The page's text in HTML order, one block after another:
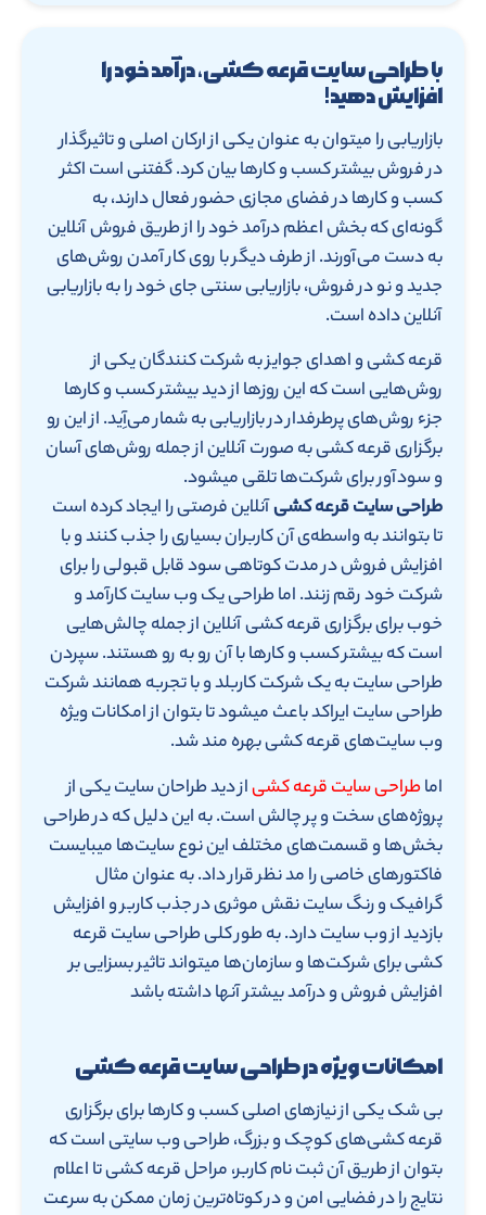
با طراحی سایت قرعه کشی، درآمد خود را
افزایش دهید!
بازاریابی را میتوان به عنوان یکی از ارکان اصلی و تاثیرگذار
در فروش بیشتر کسب و کارها بیان کرد. گفتنی است اکثر
کسب و کارها در فضای مجازی حضور فعال دارند، به
گونه‌ای که بخش اعظم درآمد خود را از طریق فروش آنلاین
به دست می‌آورند. از طرف دیگر با روی کار آمدن روش‌های
جدید و نو در فروش، بازاریابی سنتی جای خود را به بازاریابی
آنلاین داده است.
قرعه کشی و اهدای جوایز به شرکت کنندگان یکی از
روش‌هایی است که این روزها از دید بیشتر کسب و کار‌ها
جزء روش‌های پرطرفدار در بازاریابی به شمار می‌آِید. از این رو
برگزاری قرعه کشی به صورت آنلاین از جمله روش‌های آسان
و سودآور برای شرکت‌ها تلقی میشود.
طراحی سایت قرعه کشیآنلاین فرصتی را ایجاد کرده است
تا بتوانند به واسطه‌ی آن کاربران بسیاری را جذب کنند و با
افزایش فروش در مدت کوتاهی سود قابل قبولی را برای
شرکت خود رقم زنند. اما طراحی یک وب سایت کارآمد و
خوب برای برگزاری قرعه کشی آنلاین از جمله چالش‌هایی
است که بیشتر کسب و کارها با آن رو به رو هستند. سپردن
طراحی سایت به یک شرکت کاربلد و با تجربه همانند شرکت
طراحی سایت ایراکد باعث میشود تا بتوان از امکانات ویژه
وب سایت‌های قرعه کشی بهره مند شد.
اماطراحی سایت قرعه کشیاز دید طراحان سایت یکی از
پروژه‌های سخت و پر چالش است. به این دلیل که در طراحی
بخش‌ها و قسمت‌های مختلف این نوع سایت‌ها میبایست
فاکتورهای خاصی را مد نظر قرار داد. به عنوان مثال
گرافیک و رنگ سایت نقش موثری در جذب کاربر و افزایش
بازدید از وب سایت دارد. به طور کلی طراحی سایت قرعه
کشی برای شرکت‌ها و سازمان‌ها میتواند تاثیر بسزایی بر
افزایش فروش و درآمد بیشتر آنها داشته باشد
امکانات ویژه در طراحی سایت قرعه کشی
بی شک یکی از نیازهای اصلی کسب و کارها برای برگزاری
قرعه کشی‌های کوچک و بزرگ، طراحی وب سایتی است که
بتوان از طریق آن ثبت نام کاربر، مراحل قرعه کشی تا اعلام
نتایج را در فضایی امن و در کوتاه‌ترین زمان ممکن به سرعت